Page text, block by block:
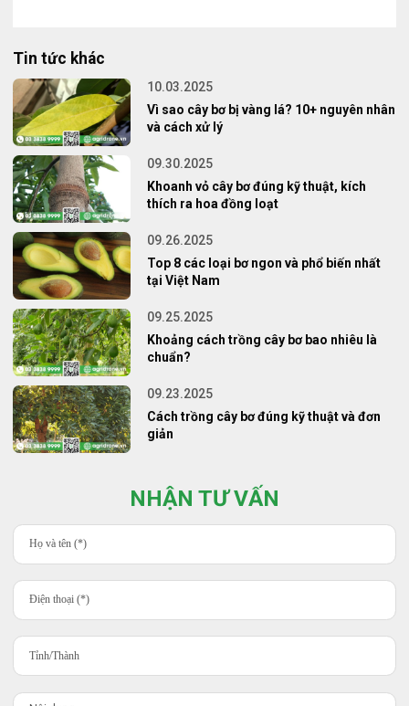
Tin tức khác
10.03.2025
Vì sao cây bơ bị vàng lá? 10+ nguyên nhân
và cách xử lý
09.30.2025
Khoanh vỏ cây bơ đúng kỹ thuật, kích
thích ra hoa đồng loạt
09.26.2025
Top 8 các loại bơ ngon và phổ biến nhất
tại Việt Nam
09.25.2025
Khoảng cách trồng cây bơ bao nhiêu là
chuẩn?
09.23.2025
Cách trồng cây bơ đúng kỹ thuật và đơn
giản
NHẬN TƯ VẤN